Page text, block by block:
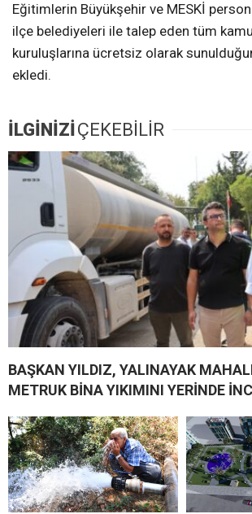
Eğitimlerin Büyükşehir ve MESKİ
ilçe belediyeleri ile talep eden tüm
kuruluşlarına ücretsiz olarak
ekledi.
İLGİNİZİ ÇEKEBİLİR
BAŞKAN YILDIZ, YALINAYAK
METRUK BİNA YIKIMINI YERİNDE